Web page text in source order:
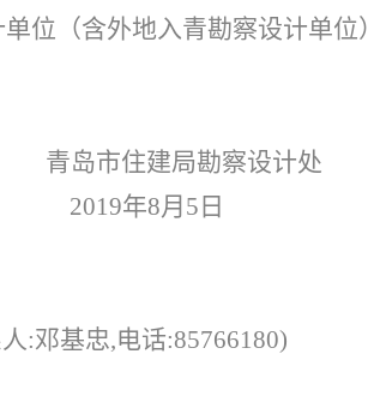
位（含外地入青勘察设计单
青岛市住建局勘察设计处
年8月5日
:邓基忠,电话:85766180)